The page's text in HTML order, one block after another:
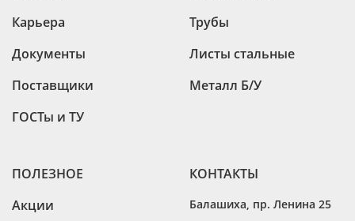
Карьера
Документы
Поставщики
ГОСТы и ТУ
Трубы
Листы стальные
Металл Б/У
ПОЛЕЗНОЕ
Акции
КОНТАКТЫ
Балашиха пр. Ленина 25